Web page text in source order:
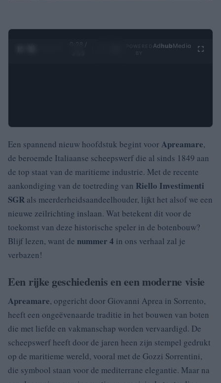
0:29 /
Ad hubMedia
Een spannend nieuw hoofdstuk begint voorApreamare,
de beroemde Italiaanse scheepswerf die al sinds 1849 aan
de top staat van de maritieme industrie. Met de recente
aankondiging van de toetreding van Riello Investimenti
SGR als meerderheidsaandeelhouder, lijkt het alsof we een
nieuwe zeilrichting inslaan. Wat betekent dit voor de
toekomst van deze historische speler in de botenbouw?
Blijf lezen, want de nummer 4 in ons verhaal zal je
verbazen!
Een rijke geschiedenis en een moderne visie
Apreamare, opgericht door Giovanni Aprea in Sorrento,
heeft een ongeëvenaarde traditie in het bouwen van boten
die met liefde en vakmanschap worden vervaardigd. De
scheepswerf heeft door de jaren heen zijn stempel gedrukt
op de maritieme wereld, vooral met de Gozzi Sorrentini,
die symbool staan voor de mediterrane elegantie. Maar na